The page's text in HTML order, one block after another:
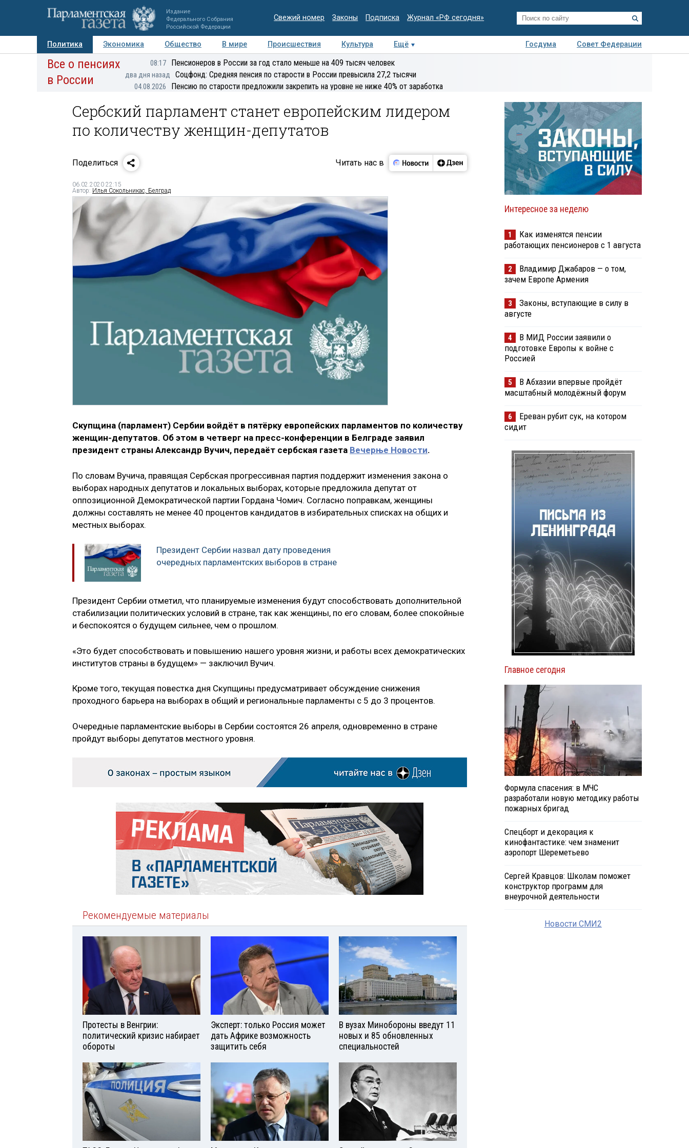
Издание
Федерального Собрания
Российской Федерации
Свежий номер Законы Подписка Журнал «РФ сегодня»
Политика Экономика Общество В мире Происшествия Культура Ещё Госдума
Совет Федерации
Авторы Персоны Мнения Регионы Медиацентр Интервью Колумнисты
Все о пенсиях
в России
08:17 Пенсионеров в России за год стало меньше на 409 тысяч человек
два дня назад Соцфонд: Средняя пенсия по старости в России превысила 27,2 тысячи
04.08.2026 Пенсию по старости предложили закрепить на уровне не ниже 40% от заработка
Сербский парламент станет европейским лидером
по количеству женщин-депутатов
Поделиться Читать нас в
06.02.2020 22:15
Автор: Илья Сокольникас, Белград
Скупщина (парламент) Сербии войдёт в пятёрку европейских парламентов по количеству
женщин-депутатов. Об этом в четверг на пресс-конференции в Белграде заявил
президент страны Александр Вучич, передаёт сербская газета Вечерње Новости.
По словам Вучича, правящая Сербская прогрессивная партия поддержит изменения закона о
выборах народных депутатов и локальных выборах, которые предложила депутат от
оппозиционной Демократической партии Гордана Чомич. Согласно поправкам, женщины
должны составлять не менее 40 процентов кандидатов в избирательных списках на общих и
местных выборах.
Президент Сербии назвал дату проведения
очередных парламентских выборов в стране
Президент Сербии отметил, что планируемые изменения будут способствовать дополнительной
стабилизации политических условий в стране, так как женщины, по его словам, более спокойные
и беспокоятся о будущем сильнее, чем о прошлом.
«Это будет способствовать и повышению нашего уровня жизни, и работы всех демократических
институтов страны в будущем» — заключил Вучич.
Кроме того, текущая повестка дня Скупщины предусматривает обсуждение снижения
проходного барьера на выборах в общий и региональные парламенты с 5 до 3 процентов.
Очередные парламентские выборы в Сербии состоятся 26 апреля, одновременно в стране
пройдут выборы депутатов местного уровня.
Рекомендуемые материалы
Протесты в Венгрии:
политический кризис набирает
обороты
Эксперт: только Россия может
дать Африке возможность
защитить себя
В вузах Минобороны введут 11
новых и 85 обновленных
специальностей
Интересное за неделю
1
Как изменятся пенсии
работающих пенсионеров с 1 августа
2
Владимир Джабаров — о том,
зачем Европе Армения
3
Законы, вступающие в силу в
августе
4
В МИД России заявили о
подготовке Европы к войне с
Россией
5
В Абхазии впервые пройдёт
масштабный молодёжный форум
6
Ереван рубит сук, на котором
сидит
Главное сегодня
Формула спасения: в МЧС
разработали новую методику работы
пожарных бригад
Спецборт и декорация к
кинофантастике: чем знаменит
аэропорт Шереметьево
Сергей Кравцов: Школам поможет
конструктор программ для
внеурочной деятельности
Новости СМИ2